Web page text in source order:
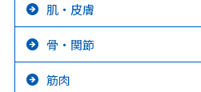
肌・皮膚
骨・関節
筋肉